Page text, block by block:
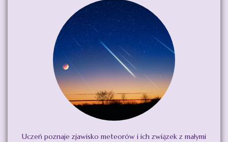
Uczeń poznaje zjawisko meteorów i ich związek z małymi